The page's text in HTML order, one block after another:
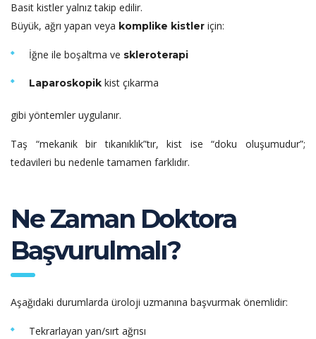
Basit kistler yalnız takip edilir.
Büyük, ağrı yapan veya komplike kistler için:
İğne ile boşaltma ve skleroterapi
Laparoskopik kist çıkarma
gibi yöntemler uygulanır.
Taş “mekanik bir tıkanıklık”tır, kist ise “doku oluşumudur”;
tedavileri bu nedenle tamamen farklıdır.
Ne Zaman Doktora
Başvurulmalı?
Aşağıdaki durumlarda üroloji uzmanına başvurmak önemlidir:
Tekrarlayan yan/sırt ağrısı